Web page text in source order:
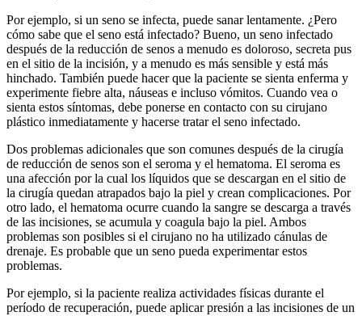
Por ejemplo, si un seno se infecta, puede sanar lentamente. ¿Pero
cómo sabe que el seno está infectado? Bueno, un seno infectado
después de la reducción de senos a menudo es doloroso, secreta pus
en el sitio de la incisión, y a menudo es más sensible y está más
hinchado. También puede hacer que la paciente se sienta enferma y
experimente fiebre alta, náuseas e incluso vómitos. Cuando vea o
sienta estos síntomas, debe ponerse en contacto con su cirujano
plástico inmediatamente y hacerse tratar el seno infectado.
Dos problemas adicionales que son comunes después de la cirugía
de reducción de senos son el seroma y el hematoma. El seroma es
una afección por la cual los líquidos que se descargan en el sitio de
la cirugía quedan atrapados bajo la piel y crean complicaciones. Por
otro lado, el hematoma ocurre cuando la sangre se descarga a través
de las incisiones, se acumula y coagula bajo la piel. Ambos
problemas son posibles si el cirujano no ha utilizado cánulas de
drenaje. Es probable que un seno pueda experimentar estos
problemas.
Por ejemplo, si la paciente realiza actividades físicas durante el
período de recuperación, puede aplicar presión a las incisiones de un